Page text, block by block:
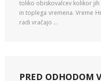
toliko obiskovalcev kolikor
in toplega vremena. Vreme
radi vračajo …
PRED ODHODOM